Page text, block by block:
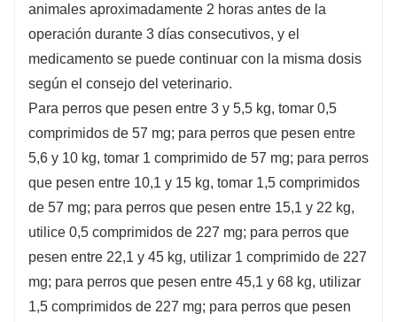
animales aproximadamente 2 horas antes de la
operación durante 3 días consecutivos, y el
medicamento se puede continuar con la misma dosis
según el consejo del veterinario.
Para perros que pesen entre 3 y 5,5 kg, tomar 0,5
comprimidos de 57 mg; para perros que pesen entre
5,6 y 10 kg, tomar 1 comprimido de 57 mg; para perros
que pesen entre 10,1 y 15 kg, tomar 1,5 comprimidos
de 57 mg; para perros que pesen entre 15,1 y 22 kg,
utilice 0,5 comprimidos de 227 mg; para perros que
pesen entre 22,1 y 45 kg, utilizar 1 comprimido de 227
mg; para perros que pesen entre 45,1 y 68 kg, utilizar
1,5 comprimidos de 227 mg; para perros que pesen